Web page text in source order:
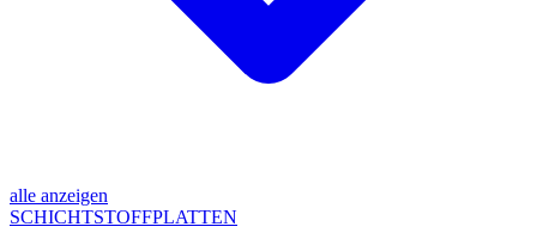
alle anzeigen
SCHICHTSTOFFPLATTEN